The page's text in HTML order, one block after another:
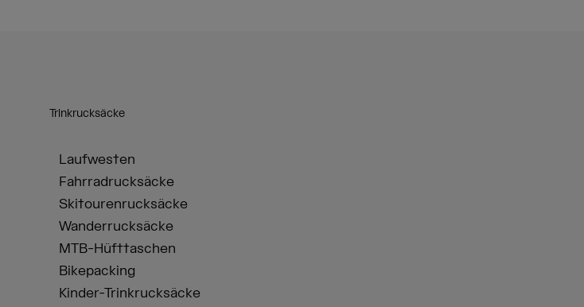
Trinkrucksäcke
Laufwesten
Fahrradrucksäcke
Skitourenrucksäcke
Wanderrucksäcke
MTB-Hüfttaschen
Bikepacking
Kinder-Trinkrucksäcke